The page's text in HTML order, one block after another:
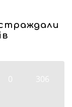
0 306